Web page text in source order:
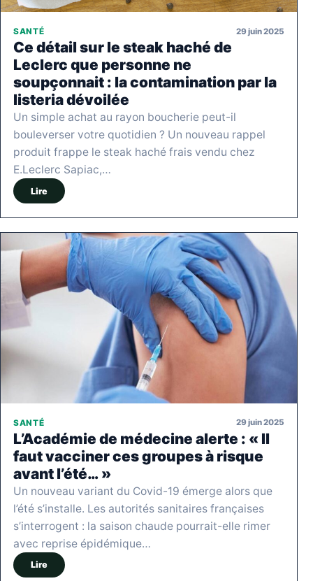
SANTÉ 29 juin 2025
Ce détail sur le steak haché de
Leclerc que personne ne
soupçonnait : la contamination par la
listeria dévoilée
Un simple achat au rayon boucherie peut-il
bouleverser votre quotidien ? Un nouveau rappel
produit frappe le steak haché frais vendu chez
E.Leclerc Sapiac,…
Lire
SANTÉ 29 juin 2025
L’Académie de médecine alerte : « Il
faut vacciner ces groupes à risque
avant l’été… »
Un nouveau variant du Covid-19 émerge alors que
l’été s’installe. Les autorités sanitaires françaises
s’interrogent : la saison chaude pourrait-elle rimer
avec reprise épidémique…
Lire